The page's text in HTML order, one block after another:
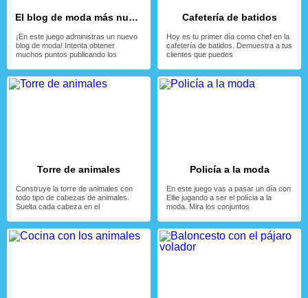
El blog de moda más nuevo
¡En este juego administras un nuevo
blog de moda! Intenta obtener
muchos puntos publicando los
Cafetería de batidos
Hoy es tu primer día como chef en la
cafetería de batidos. Demuestra a tus
clientes que puedes
Torre de animales
Construye la torre de animales con
todo tipo de cabezas de animales.
Suelta cada cabeza en el
Policía a la moda
En este juego vas a pasar un día con
Ellie jugando a ser el polícia a la
moda. Mira los conjuntos